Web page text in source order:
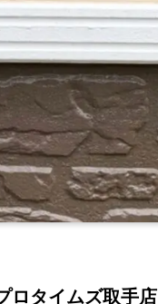
ロタイムズ取手店